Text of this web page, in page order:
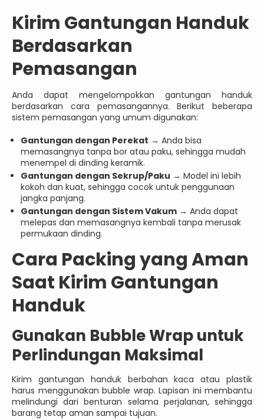
Kirim Gantungan Handuk
Berdasarkan
Pemasangan
Anda dapat mengelompokkan gantungan handuk
berdasarkan cara pemasangannya. Berikut beberapa
sistem pemasangan yang umum digunakan:
Gantungan dengan Perekat → Anda bisa
memasangnya tanpa bor atau paku, sehingga mudah
menempel di dinding keramik.
Gantungan dengan Sekrup/Paku → Model ini lebih
kokoh dan kuat, sehingga cocok untuk penggunaan
jangka panjang.
Gantungan dengan Sistem Vakum → Anda dapat
melepas dan memasangnya kembali tanpa merusak
permukaan dinding.
Cara Packing yang Aman
Saat Kirim Gantungan
Handuk
Gunakan Bubble Wrap untuk
Perlindungan Maksimal
Kirim gantungan handuk berbahan kaca atau plastik
harus menggunakan bubble wrap. Lapisan ini membantu
melindungi dari benturan selama perjalanan, sehingga
barang tetap aman sampai tujuan.